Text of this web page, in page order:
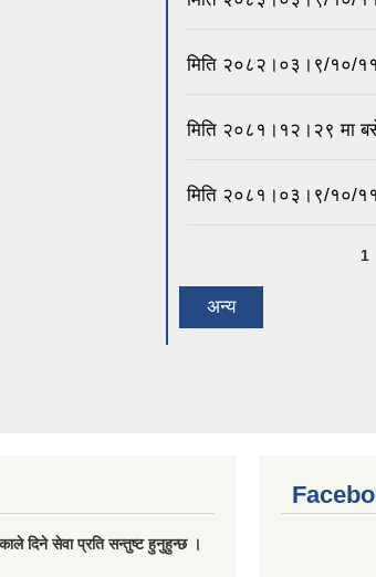
मिति २०८२।०३।९/१०/११
मिति २०८१।१२।२९ मा
मिति २०८१।०३।९/१०/११
1
अन्य
दिने सेवा प्रति सन्तुष्ट हुनुहुन्छ ।